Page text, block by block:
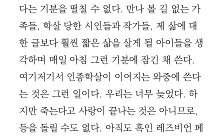
다는 기분을 떨칠 수 없다. 만나 볼 길 없는 가
족들, 학살 당한 시인들과 작가들, 제 삶에 대
한 글보다 훨씬 짧은 삶을 살게 될 아이들을 생
각하며 매일 아침 그런 기분에 잠긴 채 쓴다.
여기저기서 인종학살이 이어지는 와중에 쓴다
는 것은 그런 일이다. 우리는 너무 늦었다. 하
지만 죽는다고 사랑이 끝나는 것은 아니므로,
등을 돌릴 수도 없다. 아직도 흑인 레즈비언 페